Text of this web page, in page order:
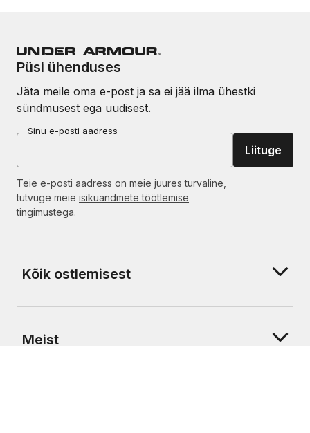
Püsi ühenduses
Jäta meile oma e-post ja sa ei jää ilma ühestki
sündmusest ega uudisest.
Sinu e-posti aadress
Liituge
Teie e-posti aadress on meie juures turvaline,
tutvuge meie isikuandmete töötlemise
tingimustega.
Kõik ostlemisest
Meist